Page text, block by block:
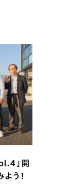
」開
う！